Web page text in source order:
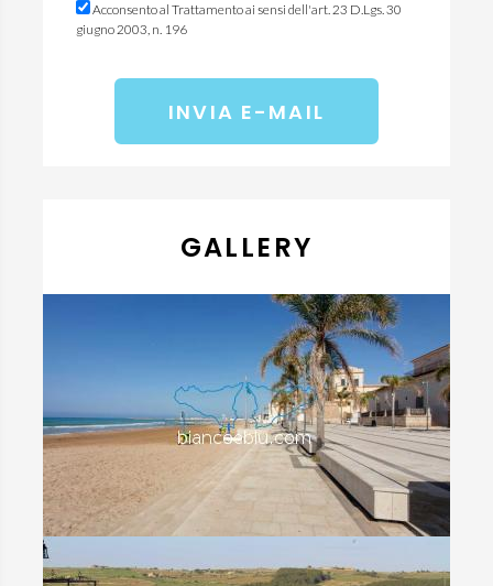
Acconsento al Trattamento ai sensi dell'art. 23 D.Lgs. 30
giugno 2003, n. 196
GALLERY